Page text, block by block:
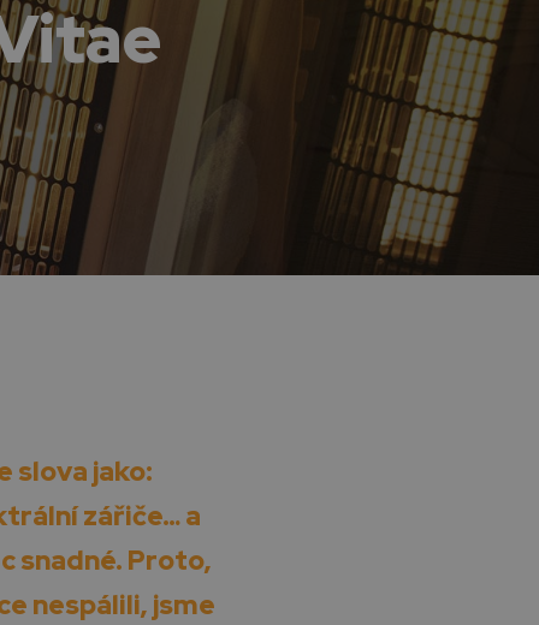
slova jako:
zářiče… a
snadné. Proto,
nespálili, jsme